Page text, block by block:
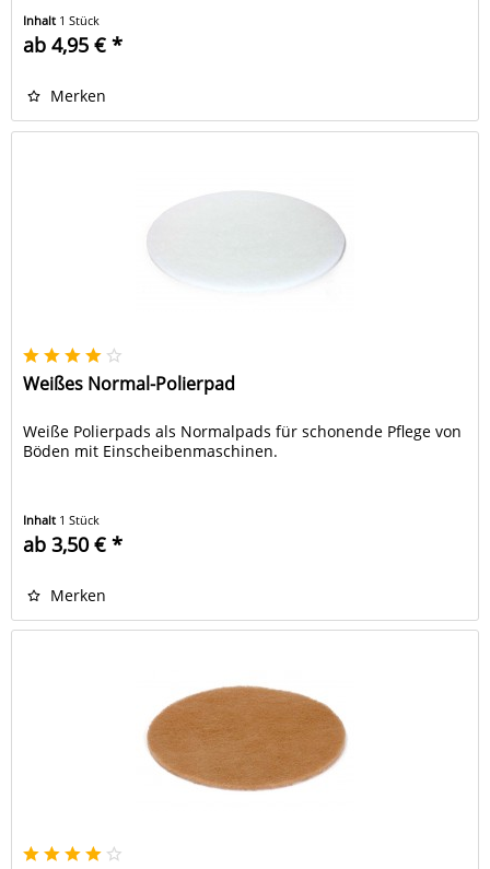
Inhalt 1 Stück
ab 4,95 € *
Merken
Weißes Normal-Polierpad
Weiße Polierpads als Normalpads für schonende Pflege von
Böden mit Einscheibenmaschinen.
Inhalt 1 Stück
ab 3,50 € *
Merken